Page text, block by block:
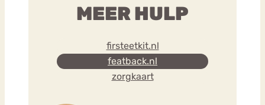
MEER HULP
firsteetkit.nl
featback.nl
zorgkaart